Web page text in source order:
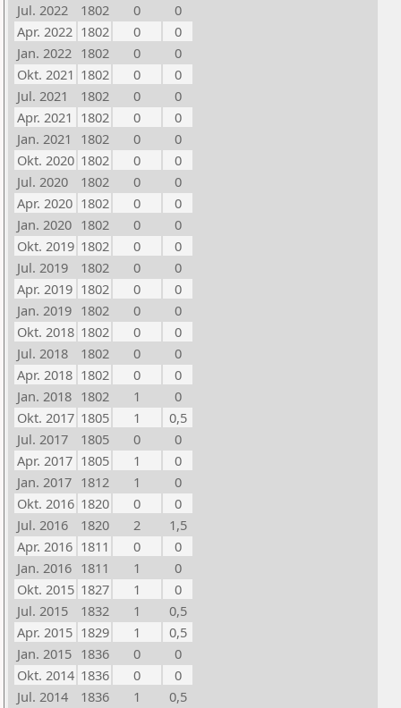
Jul. 2022
1802 0
0
Apr. 2022 1802 0
0
Jan. 2022 1802 0
0
Okt. 2021 1802 0
0
Jul. 2021
1802 0
0
Apr. 2021 1802 0
0
Jan. 2021
1802 0
0
Okt. 2020 1802 0
0
Jul. 2020
1802 0
0
Apr. 2020 1802 0
0
Jan. 2020 1802 0
0
Okt. 2019 1802 0
0
Jul. 2019
1802 0
0
Apr. 2019 1802 0
0
Jan. 2019 1802 0
0
Okt. 2018 1802 0
0
Jul. 2018
1802 0
0
Apr. 2018 1802 0
0
Jan. 2018 1802 1
0
Okt. 2017 1805 1
0,5
Jul. 2017
1805 0
0
Apr. 2017 1805 1
0
Jan. 2017 1812 1
0
Okt. 2016 1820 0
0
Jul. 2016
1820 2
1,5
Apr. 2016 1811 0
0
Jan. 2016 1811 1
0
Okt. 2015 1827 1
0
Jul. 2015
1832 1
0,5
Apr. 2015 1829 1
0,5
Jan. 2015 1836 0
0
Okt. 2014 1836 0
0
Jul. 2014
1836 1
0,5